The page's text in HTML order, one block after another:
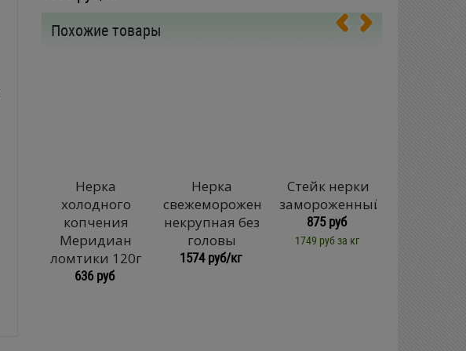
Похожие товары
Нерка
холодного
копчения
Меридиан
ломтики 120г
636 руб
Нерка
свежемороженая
некрупная без
головы
1574 руб/кг
Стейк нерки
замороженный
875 руб
1749 руб за кг